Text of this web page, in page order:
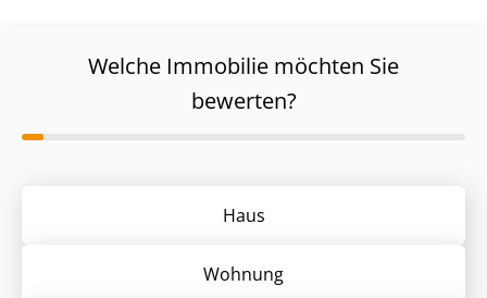
Welche Immobilie möchten Sie
bewerten?
Haus
Wohnung